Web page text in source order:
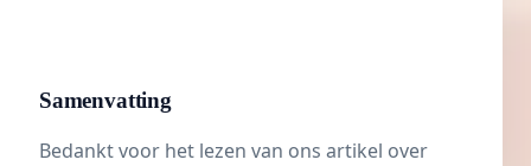
Samenvatting
Bedankt voor het lezen van ons artikel over